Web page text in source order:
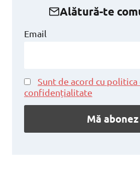
Alătură-te
Email
Sunt de acord cu politica
confidențialitate